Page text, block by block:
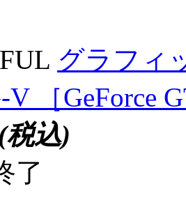
グラフィ
V ［GeForce
(税込)
了